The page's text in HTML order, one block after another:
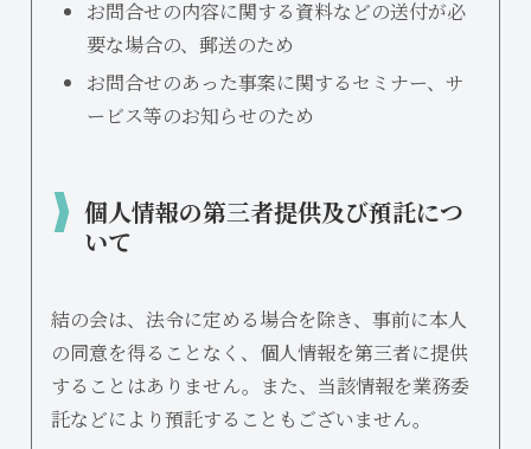
お問合せの内容に関する資料などの送付が必
要な場合の、郵送のため
お問合せのあった事案に関するセミナー、サ
ービス等のお知らせのため
個人情報の第三者提供及び預託につ
いて
結の会は、法令に定める場合を除き、事前に本人
の同意を得ることなく、個人情報を第三者に提供
することはありません。また、当該情報を業務委
託などにより預託することもございません。